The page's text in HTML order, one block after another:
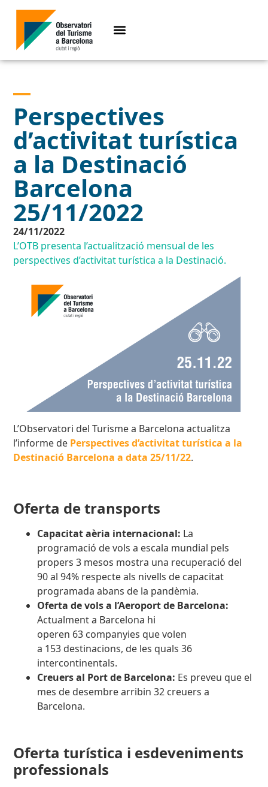
Perspectives
d’activitat turística
a la Destinació
Barcelona
25/11/2022
24/11/2022
L’OTB presenta l’actualització mensual de les
perspectives d’activitat turística a la Destinació.
L’Observatori del Turisme a Barcelona actualitza
l’informe de Perspectives d’activitat turística a la
Destinació Barcelona a data 25/11/22.
Oferta de transports
Capacitat aèria internacional: La
programació de vols a escala mundial pels
propers 3 mesos mostra una recuperació del
90 al 94% respecte als nivells de capacitat
programada abans de la pandèmia.
Oferta de vols a l’Aeroport de Barcelona:
Actualment a Barcelona hi
operen 63 companyies que volen
a 153 destinacions, de les quals 36
intercontinentals.
Creuers al Port de Barcelona: Es preveu que el
mes de desembre arribin 32 creuers a
Barcelona.
Oferta turística i esdeveniments
professionals